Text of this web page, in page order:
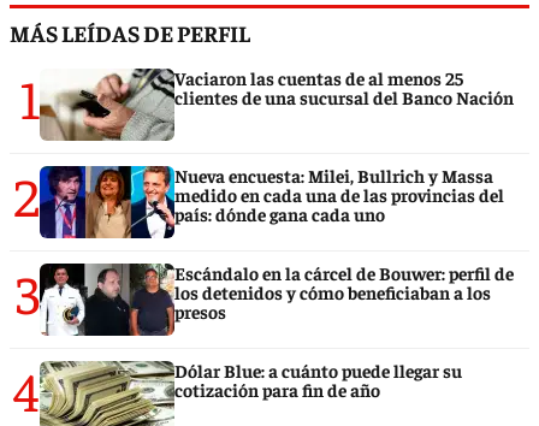
MÁS LEÍDAS DE PERFIL
1
Vaciaron las cuentas de al menos 25
clientes de una sucursal del Banco Nación
2
Nueva encuesta: Milei, Bullrich y Massa
medido en cada una de las provincias del
país: dónde gana cada uno
3
Escándalo en la cárcel de Bouwer: perfil de
los detenidos y cómo beneficiaban a los
presos
4
Dólar Blue: a cuánto puede llegar su
cotización para fin de año